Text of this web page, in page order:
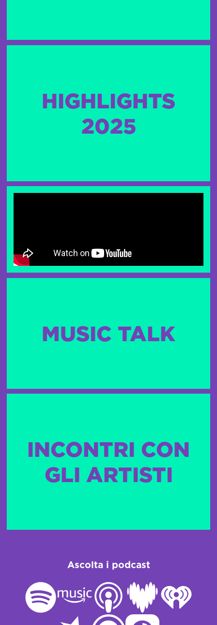
HIGHLIGHTS
2025
MUSIC TALK
INCONTRI CON
GLI ARTISTI
Ascolta i podcast